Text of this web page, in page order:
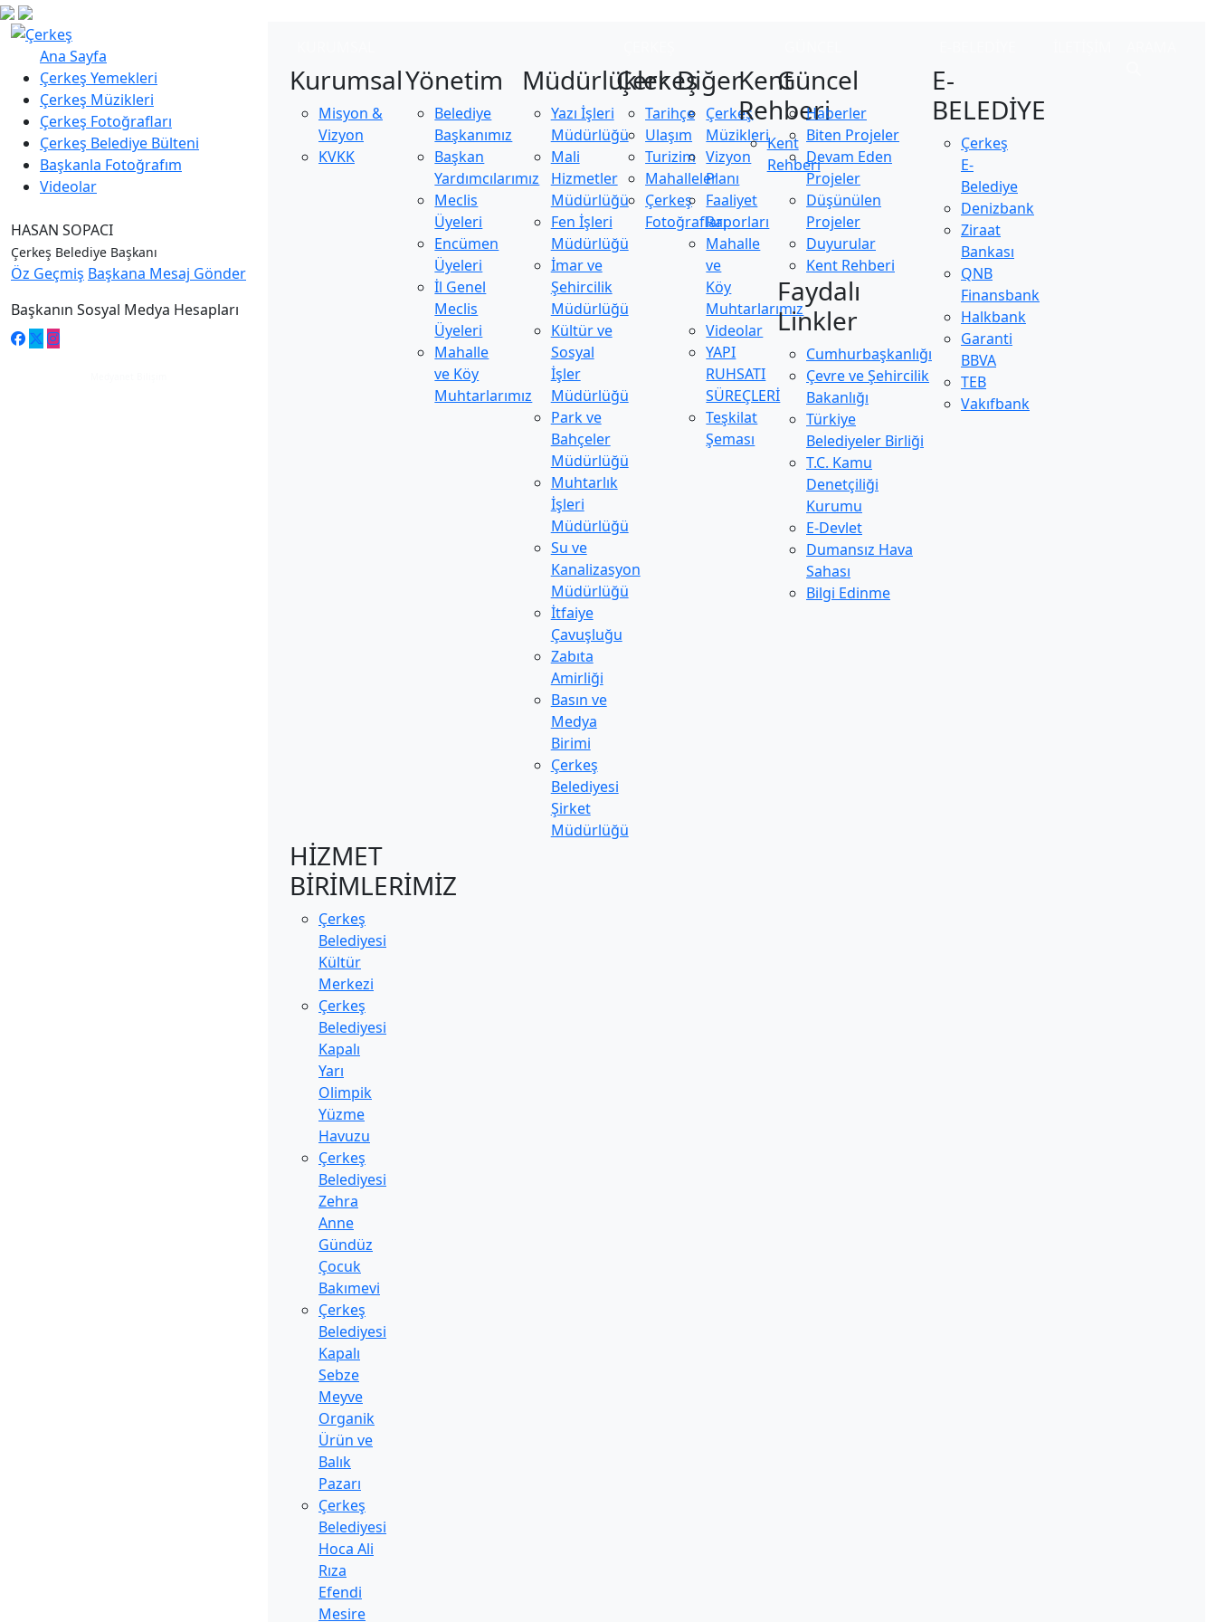
Ana Sayfa
Çerkeş Yemekleri
Çerkeş Müzikleri
Çerkeş Fotoğrafları
Çerkeş Belediye Bülteni
Başkanla Fotoğrafım
Videolar
HASAN SOPACI
Çerkeş Belediye Başkanı
Öz Geçmiş Başkana Mesaj Gönder
Başkanın Sosyal Medya Hesapları
Kurumsal
Misyon &
Vizyon
KVKK
Yönetim
Belediye
Başkanımız
Başkan
Yardımcılarımız
Meclis
Üyeleri
Encümen
Üyeleri
İl Genel
Meclis
Üyeleri
Mahalle
ve Köy
Muhtarlarımız
Müdürlükler
Yazı İşleri
Müdürlüğü
Mali
Hizmetler
Müdürlüğü
Fen İşleri
Müdürlüğü
İmar ve
Şehircilik
Müdürlüğü
Kültür ve
Sosyal
İşler
Müdürlüğü
Park ve
Bahçeler
Müdürlüğü
Muhtarlık
İşleri
Müdürlüğü
Su ve
Kanalizasyon
Müdürlüğü
İtfaiye
Çavuşluğu
Zabıta
Amirliği
Basın ve
Medya
Birimi
Çerkeş
Belediyesi
Şirket
Müdürlüğü
HİZMET
BİRİMLERİMİZ
Çerkeş
Belediyesi
Kültür
Merkezi
Çerkeş
Belediyesi
Kapalı
Yarı
Olimpik
Yüzme
Havuzu
Çerkeş
Belediyesi
Zehra
Anne
Gündüz
Çocuk
Bakımevi
Çerkeş
Belediyesi
Kapalı
Sebze
Meyve
Organik
Ürün ve
Balık
Pazarı
Çerkeş
Belediyesi
Hoca Ali
Rıza
Efendi
Mesire
Çerkeş
Tarihçe
Ulaşım
Turizim
Mahalleler
Çerkeş
Fotoğrafları
Diğer
Çerkeş
Müzikleri
Vizyon
Planı
Faaliyet
Raporları
Mahalle
ve
Köy
Muhtarlarımız
Videolar
YAPI
RUHSATI
SÜREÇLERİ
Teşkilat
Şeması
Kent
Rehberi
Kent
Rehberi
Güncel
Haberler
Biten Projeler
Devam Eden
Projeler
Düşünülen
Projeler
Duyurular
Kent Rehberi
Faydalı
Linkler
Cumhurbaşkanlığı
Çevre ve Şehircilik
Bakanlığı
Türkiye
Belediyeler Birliği
T.C. Kamu
Denetçiliği
Kurumu
E-Devlet
Dumansız Hava
Sahası
Bilgi Edinme
E-
BELEDİYE
Çerkeş
E-
Belediye
Denizbank
Ziraat
Bankası
QNB
Finansbank
Halkbank
Garanti
BBVA
TEB
Vakıfbank